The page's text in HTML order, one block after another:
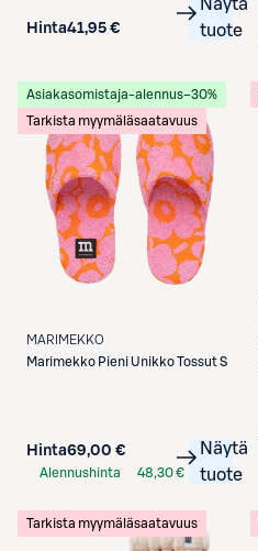
Hinta41,95 €
Näytä
tuote
Asiakasomistaja-alennus−30%
Tarkista myymäläsaatavuus
MARIMEKKO
Marimekko Pieni Unikko Tossut S
Hinta69,00 €
Alennushinta
48,30 €
Näytä
tuote
Tarkista myymäläsaatavuus